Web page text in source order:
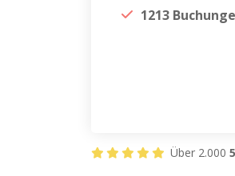
1213
Über 2.000